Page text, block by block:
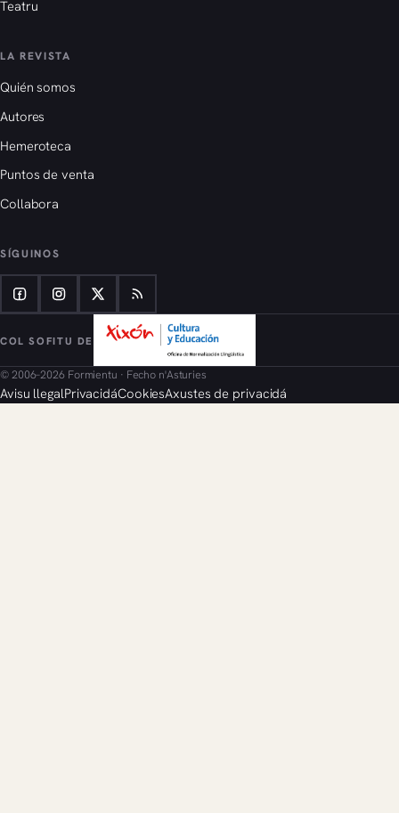
Teatru
LA REVISTA
Quién somos
Autores
Hemeroteca
Puntos de venta
Collabora
SÍGUINOS
COL SOFITU DE
© 2006–2026 Formientu · Fecho n'Asturies
Avisu llegalPrivacidáCookiesAxustes de privacidá